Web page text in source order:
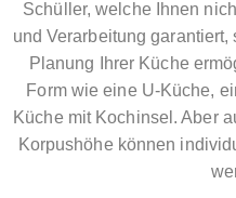
Schüller, welche Ihnen
und Verarbeitung
Planung Ihrer Küche
Form wie eine U-Küche,
Küche mit Kochinsel. Aber
Korpushöhe können